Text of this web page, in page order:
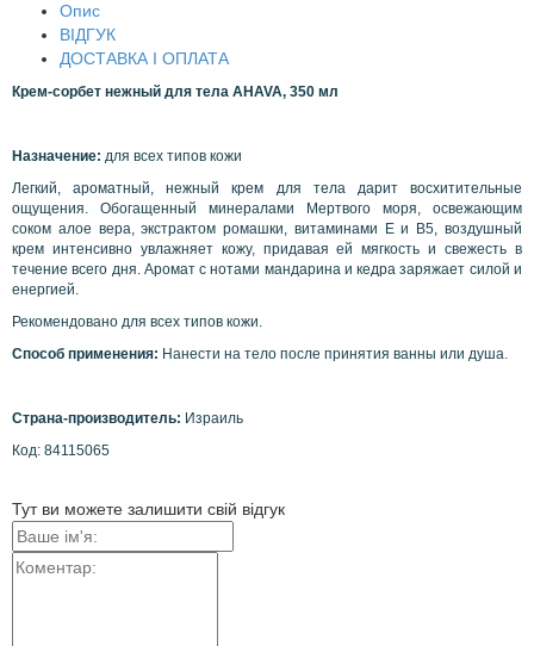
Опис
ВІДГУК
ДОСТАВКА І ОПЛАТА
Крем-сорбет нежный для тела AHAVA, 350 мл
Назначение: для всех типов кожи
Легкий, ароматный, нежный крем для тела дарит восхитительные
ощущения. Обогащенный минералами Мертвого моря, освежающим
соком алое вера, экстрактом ромашки, витаминами Е и В5, воздушный
крем интенсивно увлажняет кожу, придавая ей мягкость и свежесть в
течение всего дня. Аромат с нотами мандарина и кедра заряжает силой и
енергией.
Рекомендовано для всех типов кожи.
Способ применения: Нанести на тело после принятия ванны или душа.
Страна-производитель: Израиль
Код: 84115065
Тут ви можете залишити свій відгук